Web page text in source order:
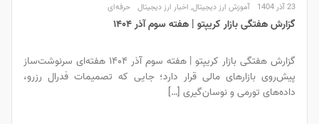
23 آذر 1404 آموزش ارز دیجیتال, اخبار ارز دیجیتال حرفه‌ای
گزارش هفتگی بازار کریپتو | هفته سوم آذر ۱۴۰۴
گزارش هفتگی بازار کریپتو | هفته سوم آذر ۱۴۰۴ هفته‌ای سرنوشت‌ساز
پیش‌روی بازارهای مالی قرار دارد؛ جایی که تصمیمات فدرال رزرو،
داده‌های تورمی و نوسان‌گیری […]